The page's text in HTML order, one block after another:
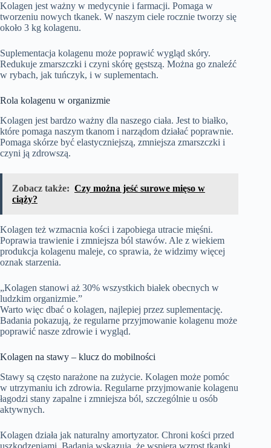
Kolagen jest ważny w medycynie i farmacji. Pomaga w
tworzeniu nowych tkanek. W naszym ciele rocznie tworzy się
około 3 kg kolagenu.
Suplementacja kolagenu może poprawić wygląd skóry.
Redukuje zmarszczki i czyni skórę gęstszą. Można go znaleźć
w rybach, jak tuńczyk, i w suplementach.
Rola kolagenu w organizmie
Kolagen jest bardzo ważny dla naszego ciała. Jest to białko,
które pomaga naszym tkanom i narządom działać poprawnie.
Pomaga skórze być elastyczniejszą, zmniejsza zmarszczki i
czyni ją zdrowszą.
Zobacz także: Czy można jeść surowe mięso w
ciąży?
Kolagen też wzmacnia kości i zapobiega utracie mięśni.
Poprawia trawienie i zmniejsza ból stawów. Ale z wiekiem
produkcja kolagenu maleje, co sprawia, że widzimy więcej
oznak starzenia.
„Kolagen stanowi aż 30% wszystkich białek obecnych w
ludzkim organizmie.”
Warto więc dbać o kolagen, najlepiej przez suplementację.
Badania pokazują, że regularne przyjmowanie kolagenu może
poprawić nasze zdrowie i wygląd.
Kolagen na stawy – klucz do mobilności
Stawy są często narażone na zużycie. Kolagen może pomóc
w utrzymaniu ich zdrowia. Regularne przyjmowanie kolagenu
łagodzi stany zapalne i zmniejsza ból, szczególnie u osób
aktywnych.
Kolagen działa jak naturalny amortyzator. Chroni kości przed
uszkodzeniami. Badania wskazują, że wspiera wzrost tkanki